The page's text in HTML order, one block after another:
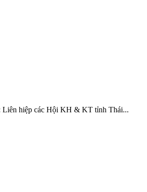
hiệp các Hội KH & KT tỉnh Thái...